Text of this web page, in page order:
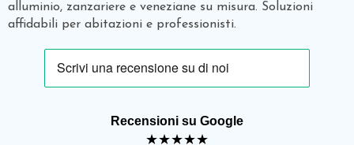
alluminio, zanzariere e veneziane su misura. Soluzioni
affidabili per abitazioni e professionisti.
Recensioni su Google
★★★★★